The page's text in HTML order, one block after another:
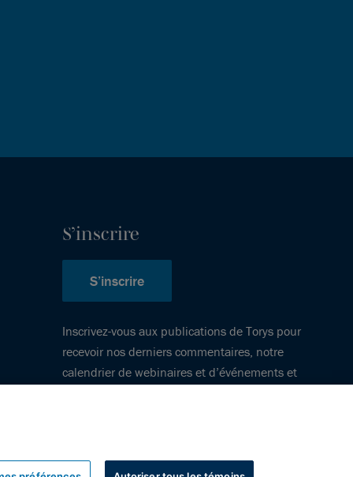
S’inscrire
S’inscrire
Inscrivez-vous aux publications de Torys pour
recevoir nos derniers commentaires, notre
calendrier de webinaires et d’événements et